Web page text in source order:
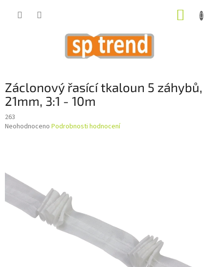
Záclonový řasící tkaloun 5 záhybů,
21mm, 3:1 - 10m
263
Průměrné
z
hvězdiček.
Neohodnoceno Podrobnosti hodnocení